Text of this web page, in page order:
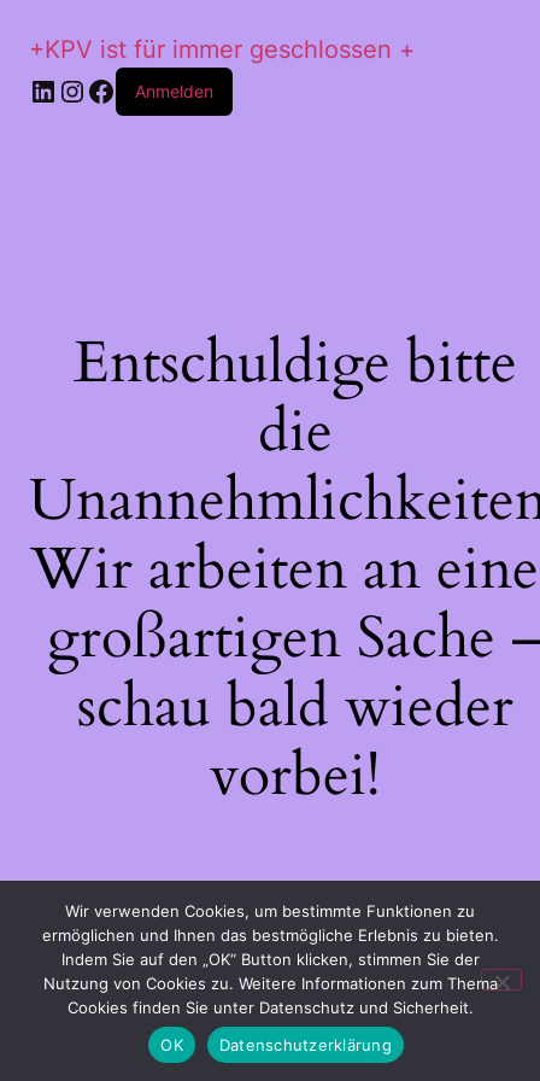
+KPV ist für immer geschlossen +
LinkedIn
Instagram
Facebook
Anmelden
Entschuldige bitte
die
Wir arbeiten an
großartigen Sache
schau bald wieder
vorbei!
Wir verwenden Cookies, um bestimmte Funktionen zu
ermöglichen und Ihnen das bestmögliche Erlebnis zu bieten.
Indem Sie auf den „OK“ Button klicken, stimmen Sie der
Nutzung von Cookies zu. Weitere Informationen zum Thema
Cookies finden Sie unter Datenschutz und Sicherheit.
OK
Datenschutzerklärung